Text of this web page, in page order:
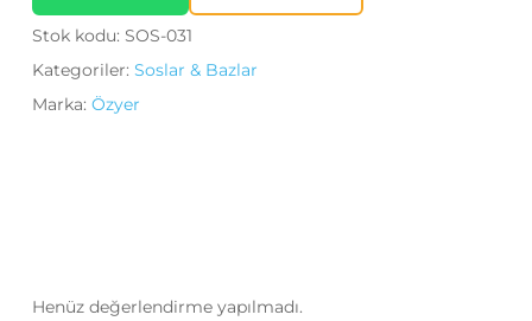
Stok kodu: SOS-031
Kategoriler: Soslar & Bazlar
Marka: Özyer
Henüz değerlendirme yapılmadı.